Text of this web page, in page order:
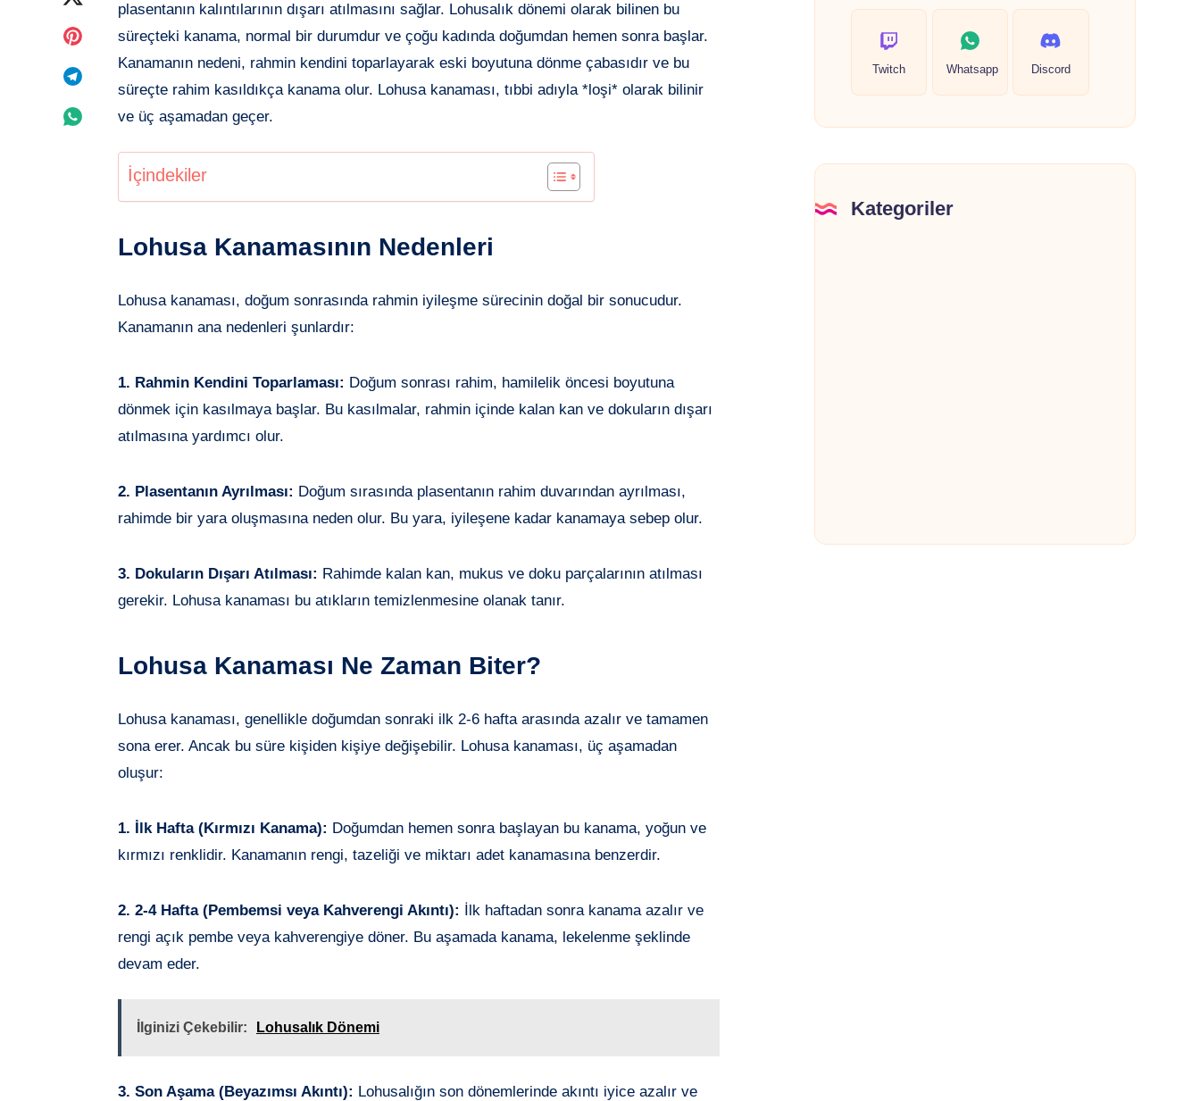
paylaşın
Pinterest'de
paylaşın
paylaşın
Whatsapp'de
paylaşın
plasentanın kalıntılarının dışarı atılmasını sağlar. Lohusalık dönemi olarak bilinen bu
süreçteki kanama, normal bir durumdur ve çoğu kadında doğumdan hemen sonra başlar.
Kanamanın nedeni, rahmin kendini toparlayarak eski boyutuna dönme çabasıdır ve bu
süreçte rahim kasıldıkça kanama olur. Lohusa kanaması, tıbbi adıyla *loşi* olarak bilinir
ve üç aşamadan geçer.
İçindekiler
Lohusa Kanamasının Nedenleri
Lohusa kanaması, doğum sonrasında rahmin iyileşme sürecinin doğal bir sonucudur.
Kanamanın ana nedenleri şunlardır:
1. Rahmin Kendini Toparlaması: Doğum sonrası rahim, hamilelik öncesi boyutuna
dönmek için kasılmaya başlar. Bu kasılmalar, rahmin içinde kalan kan ve dokuların dışarı
atılmasına yardımcı olur.
2. Plasentanın Ayrılması: Doğum sırasında plasentanın rahim duvarından ayrılması,
rahimde bir yara oluşmasına neden olur. Bu yara, iyileşene kadar kanamaya sebep olur.
3. Dokuların Dışarı Atılması: Rahimde kalan kan, mukus ve doku parçalarının atılması
gerekir. Lohusa kanaması bu atıkların temizlenmesine olanak tanır.
Lohusa Kanaması Ne Zaman Biter?
Lohusa kanaması, genellikle doğumdan sonraki ilk 2-6 hafta arasında azalır ve tamamen
sona erer. Ancak bu süre kişiden kişiye değişebilir. Lohusa kanaması, üç aşamadan
oluşur:
1. İlk Hafta (Kırmızı Kanama): Doğumdan hemen sonra başlayan bu kanama, yoğun ve
kırmızı renklidir. Kanamanın rengi, tazeliği ve miktarı adet kanamasına benzerdir.
2. 2-4 Hafta (Pembemsi veya Kahverengi Akıntı): İlk haftadan sonra kanama azalır ve
rengi açık pembe veya kahverengiye döner. Bu aşamada kanama, lekelenme şeklinde
devam eder.
İlginizi Çekebilir: Lohusalık Dönemi
3. Son Aşama (Beyazımsı Akıntı): Lohusalığın son dönemlerinde akıntı iyice azalır ve
Twitch Whatsapp Discord
Kategoriler